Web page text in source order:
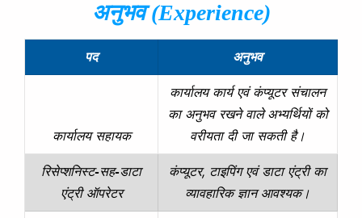
अनुभव (Experience)
पद अनुभव
कार्यालय सहायक
कार्यालय कार्य एवं कंप्यूटर संचालन
का अनुभव रखने वाले अभ्यर्थियों को
वरीयता दी जा सकती है।
रिसेप्शनिस्ट-सह-डाटा
एंट्री ऑपरेटर
कंप्यूटर, टाइपिंग एवं डाटा एंट्री का
व्यावहारिक ज्ञान आवश्यक।